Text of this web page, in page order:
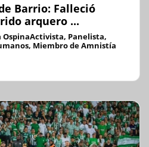
Barrio: Falleció
arquero ...
OspinaActivista, Panelista,
Miembro de Amnistía